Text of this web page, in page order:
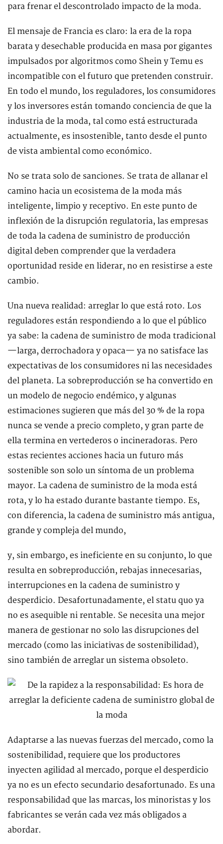
para frenar el descontrolado impacto de la moda.
El mensaje de Francia es claro: la era de la ropa
barata y desechable producida en masa por gigantes
impulsados ​​por algoritmos como Shein y Temu es
incompatible con el futuro que pretenden construir.
En todo el mundo, los reguladores, los consumidores
y los inversores están tomando conciencia de que la
industria de la moda, tal como está estructurada
actualmente, es insostenible, tanto desde el punto
de vista ambiental como económico.
No se trata solo de sanciones. Se trata de allanar el
camino hacia un ecosistema de la moda más
inteligente, limpio y receptivo. En este punto de
inflexión de la disrupción regulatoria, las empresas
de toda la cadena de suministro de producción
digital deben comprender que la verdadera
oportunidad reside en liderar, no en resistirse a este
cambio.
Una nueva realidad: arreglar lo que está roto. Los
reguladores están respondiendo a lo que el público
ya sabe: la cadena de suministro de moda tradicional
—larga, derrochadora y opaca— ya no satisface las
expectativas de los consumidores ni las necesidades
del planeta. La sobreproducción se ha convertido en
un modelo de negocio endémico, y algunas
estimaciones sugieren que más del 30 % de la ropa
nunca se vende a precio completo, y gran parte de
ella termina en vertederos o incineradoras. Pero
estas recientes acciones hacia un futuro más
sostenible son solo un síntoma de un problema
mayor. La cadena de suministro de la moda está
rota, y lo ha estado durante bastante tiempo. Es,
con diferencia, la cadena de suministro más antigua,
grande y compleja del mundo,
y, sin embargo, es ineficiente en su conjunto, lo que
resulta en sobreproducción, rebajas innecesarias,
interrupciones en la cadena de suministro y
desperdicio. Desafortunadamente, el statu quo ya
no es asequible ni rentable. Se necesita una mejor
manera de gestionar no solo las disrupciones del
mercado (como las iniciativas de sostenibilidad),
sino también de arreglar un sistema obsoleto.
Adaptarse a las nuevas fuerzas del mercado, como la
sostenibilidad, requiere que los productores
inyecten agilidad al mercado, porque el desperdicio
ya no es un efecto secundario desafortunado. Es una
responsabilidad que las marcas, los minoristas y los
fabricantes se verán cada vez más obligados a
abordar.